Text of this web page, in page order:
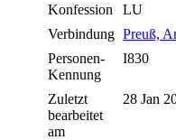
Konfession
LU
Verbindung Preuß,
Personen-
Kennung
I830
Zuletzt
bearbeitet
am
28 Jan